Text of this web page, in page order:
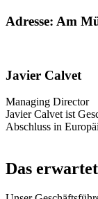
Adresse: Am
Javier Calvet
Managing Director
Javier Calvet ist
Abschluss in
Das